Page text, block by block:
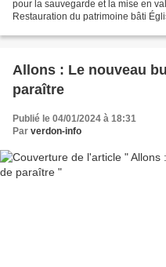
pour la sauvegarde et la mise en
Restauration du patrimoine bâti
Allons : Le nouveau bulletin municipal vient de
paraître
Publié le 04/01/2024 à 18:31
Par verdon-info